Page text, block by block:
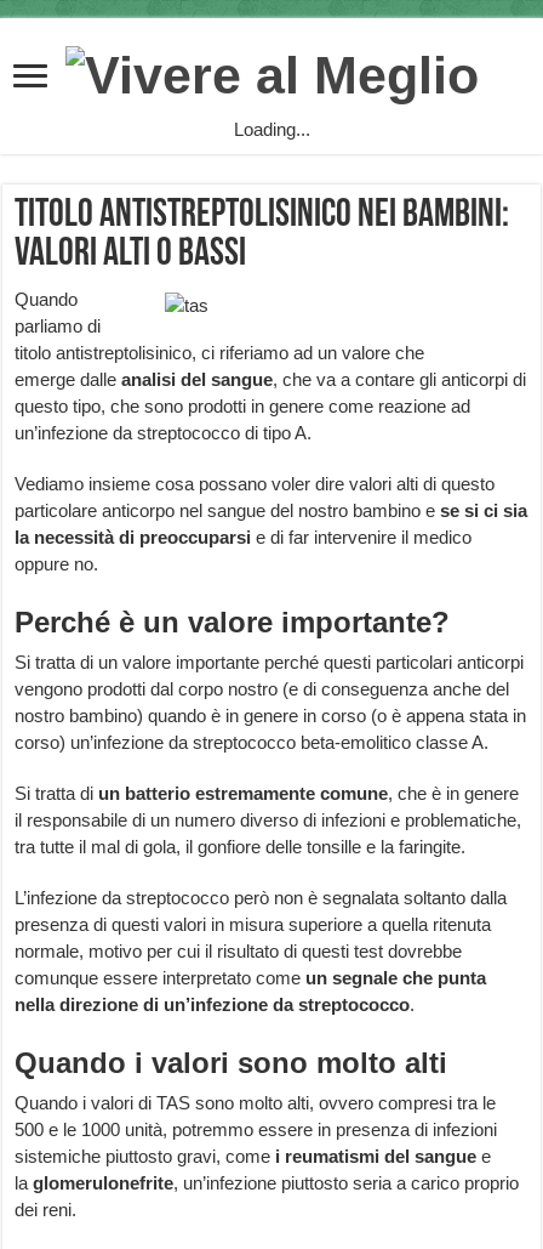
Loading...
Titolo Antistreptolisinico nei Bambini:
valori Alti o Bassi
Quando
parliamo di
titolo antistreptolisinico, ci riferiamo ad un valore che
emerge dalle analisi del sangue, che va a contare gli anticorpi di
questo tipo, che sono prodotti in genere come reazione ad
un’infezione da streptococco di tipo A.
Vediamo insieme cosa possano voler dire valori alti di questo
particolare anticorpo nel sangue del nostro bambino e se si ci sia
la necessità di preoccuparsie di far intervenire il medico
oppure no.
Perché è un valore importante?
Si tratta di un valore importante perché questi particolari anticorpi
vengono prodotti dal corpo nostro (e di conseguenza anche del
nostro bambino) quando è in genere in corso (o è appena stata in
corso) un’infezione da streptococco beta-emolitico classe A.
Si tratta di un batterio estremamente comune, che è in genere
il responsabile di un numero diverso di infezioni e problematiche,
tra tutte il mal di gola, il gonfiore delle tonsille e la faringite.
L’infezione da streptococco però non è segnalata soltanto dalla
presenza di questi valori in misura superiore a quella ritenuta
normale, motivo per cui il risultato di questi test dovrebbe
comunque essere interpretato come un segnale che punta
nella direzione di un’infezione da streptococco.
Quando i valori sono molto alti
Quando i valori di TAS sono molto alti, ovvero compresi tra le
500 e le 1000 unità, potremmo essere in presenza di infezioni
sistemiche piuttosto gravi, come i reumatismi del sangue e
laglomerulonefrite, un’infezione piuttosto seria a carico proprio
dei reni.